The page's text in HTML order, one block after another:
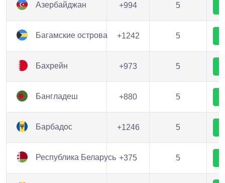
Азербайджан +994 5
Багамские острова +1242 5
Бахрейн +973 5
Бангладеш +880 5
Барбадос +1246 5
Республика Беларусь +375 5